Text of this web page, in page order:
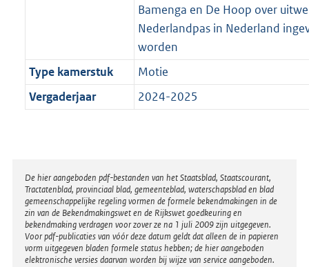
Bamenga en De Hoop over
Nederlandpas in Nederland
worden
Type kamerstuk
Motie
Vergaderjaar
2024-2025
Disclaimer
De hier aangeboden pdf-bestanden van het Staatsblad, Staatscourant,
Tractatenblad, provinciaal blad, gemeenteblad, waterschapsblad en blad
gemeenschappelijke regeling vormen de formele bekendmakingen in de
zin van de Bekendmakingswet en de Rijkswet goedkeuring en
bekendmaking verdragen voor zover ze na 1 juli 2009 zijn uitgegeven.
Voor pdf-publicaties van vóór deze datum geldt dat alleen de in papieren
vorm uitgegeven bladen formele status hebben; de hier aangeboden
elektronische versies daarvan worden bij wijze van service aangeboden.